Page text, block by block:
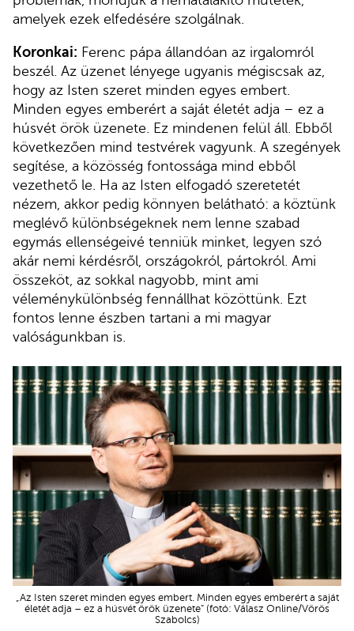
amelyek ezek elfedésére szolgálnak.
Koronkai: Ferenc pápa állandóan az irgalomról
beszél. Az üzenet lényege ugyanis mégiscsak az,
hogy az Isten szeret minden egyes embert.
Minden egyes emberért a saját életét adja – ez a
húsvét örök üzenete. Ez mindenen felül áll. Ebből
következően mind testvérek vagyunk. A szegények
segítése, a közösség fontossága mind ebből
vezethető le. Ha az Isten elfogadó szeretetét
nézem, akkor pedig könnyen belátható: a köztünk
meglévő különbségeknek nem lenne szabad
egymás ellenségeivé tenniük minket, legyen szó
akár nemi kérdésről, országokról, pártokról. Ami
összeköt, az sokkal nagyobb, mint ami
véleménykülönbség fennállhat közöttünk. Ezt
fontos lenne észben tartani a mi magyar
valóságunkban is.
„Az Isten szeret minden egyes embert. Minden egyes emberért a saját
életét adja – ez a húsvét örök üzenete” (fotó: Válasz Online/Vörös
Szabolcs)